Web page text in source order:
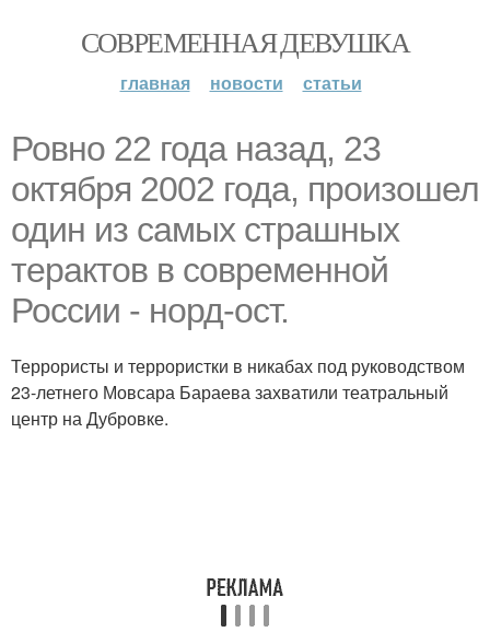
СОВРЕМЕННАЯ ДЕВУШКА
главная новости статьи
Ровно 22 года назад, 23
октября 2002 года, произошел
один из самых страшных
терактов в современной
России - норд-ост.
Террористы и террористки в никабах под руководством
23-летнего Мовсара Бараева захватили театральный
центр на Дубровке.